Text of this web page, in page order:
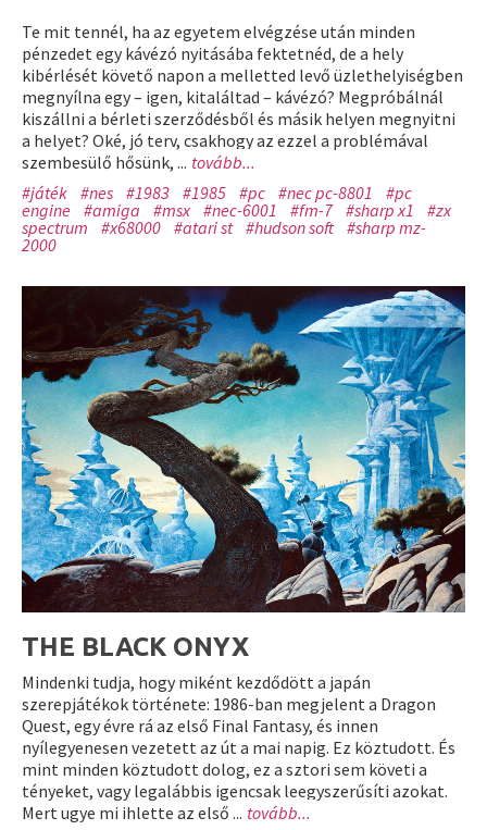
Te mit tennél, ha az egyetem elvégzése után minden
pénzedet egy kávézó nyitásába fektetnéd, de a hely
kibérlését követő napon a melletted levő üzlethelyiségben
megnyílna egy – igen, kitaláltad – kávézó? Megpróbálnál
kiszállni a bérleti szerződésből és másik helyen megnyitni
a helyet? Oké, jó terv, csakhogy az ezzel a problémával
szembesülő hősünk, ... tovább...
#játék #nes #1983 #1985 #pc #nec pc-8801
#pc
engine
#amiga #msx #nec-6001 #fm-7 #sharp x1
#zx
spectrum
#x68000 #atari st #hudson soft #sharp mz-
2000
THE BLACK ONYX
Mindenki tudja, hogy miként kezdődött a japán
szerepjátékok története: 1986-ban megjelent a Dragon
Quest, egy évre rá az első Final Fantasy, és innen
nyílegyenesen vezetett az út a mai napig. Ez köztudott. És
mint minden köztudott dolog, ez a sztori sem követi a
tényeket, vagy legalábbis igencsak leegyszerűsíti azokat.
Mert ugye mi ihlette az első ... tovább...